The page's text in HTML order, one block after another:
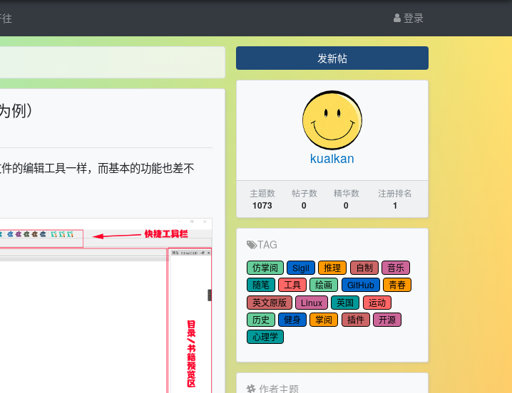
登录
）
的编辑工具一样，而基本的功能也差不
发新帖
kuaikan
主题数
1073
帖子数
0
精华数
0
注册排名
1
TAG
仿掌阅 Sigil 推理 自制
音乐
随笔
工具 绘画 GitHub
青春
英文原版
Linux 英国
运动
历史
健身 掌阅 插件
开源
心理学
作者主题